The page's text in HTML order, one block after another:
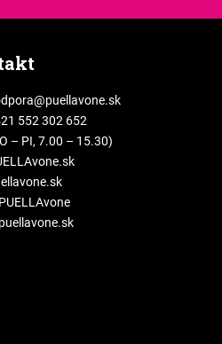
@puellavone.sk
552 302 652
– PI, 7.00 – 15.30)